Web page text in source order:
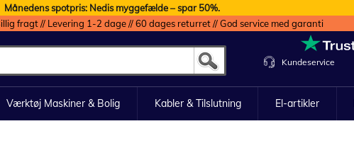
Månedens spotpris: Nedis myggefælde – spar 50%.
fragt // Levering 1-2 dage // 60 dages returret // God service med garanti
Kundeservice
Værktøj Maskiner & Bolig Kabler & Tilslutning El-artikler